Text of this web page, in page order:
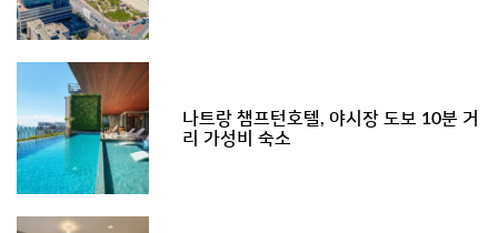
나트랑 챔프턴호텔, 야시장 도보 10분 거
리 가성비 숙소